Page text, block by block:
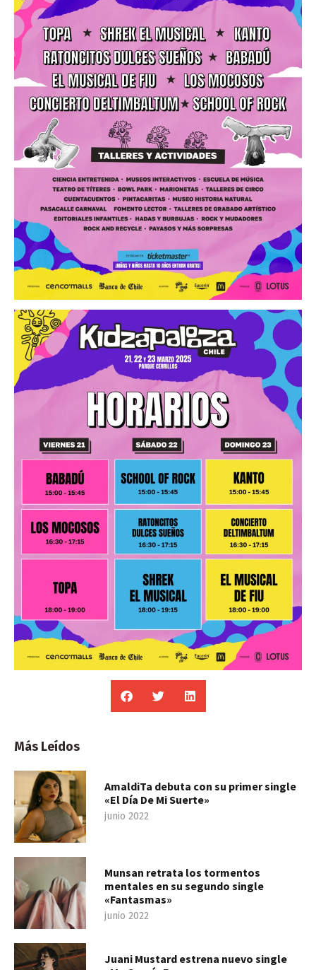
Más Leídos
AmaldiTa debuta con su primer single
«El Día De Mi Suerte»
junio 2022
Munsan retrata los tormentos
mentales en su segundo single
«Fantasmas»
junio 2022
Juani Mustard estrena nuevo single